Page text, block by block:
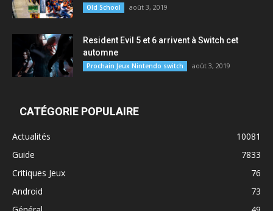
Old School août 3, 2019
Resident Evil 5 et 6 arrivent à Switch cet
automne
Prochain Jeux Nintendo switch août 3, 2019
CATÉGORIE POPULAIRE
Actualités
10081
Guide
7833
Critiques Jeux
76
Android
73